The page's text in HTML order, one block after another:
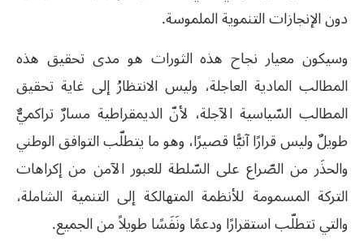
دون الإنجازات التنموية الملموسة.
وسيكون معيار نجاح هذه الثورات هو مدى تحقيق هذه
المطالب المادية العاجلة، وليس الانتظارُ إلى غاية تحقيق
المطالب السّياسية الآجلة، لأنّ الديمقراطية مسارٌ تراكميٌّ
طويلٌ وليس قرارًا آنيًّا قصيرًا، وهو ما يتطلّب التوافق الوطني
والحذَر من الصّراع على السّلطة للعبور الآمن من إكراهات
التركة المسمومة للأنظمة المتهالكة إلى التنمية الشاملة،
والتي تتطلّب استقرارًا ودعمًا ونَفَسًا طويلاً من الجميع.